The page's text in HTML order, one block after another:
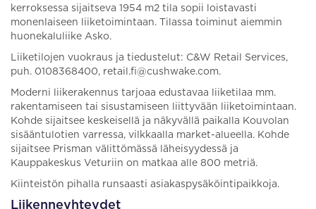
kerroksessa sijaitseva 1954 m2 tila sopii loistavasti
monenlaiseen liiketoimintaan. Tilassa toiminut aiemmin
huonekaluliike Asko.
Liiketilojen vuokraus ja tiedustelut: C&W Retail Services,
puh. 0108368400, retail.fi@cushwake.com.
Moderni liikerakennus tarjoaa edustavaa liiketilaa mm.
rakentamiseen tai sisustamiseen liittyvään liiketoimintaan.
Kohde sijaitsee keskeisellä ja näkyvällä paikalla Kouvolan
sisääntulotien varressa, vilkkaalla market-alueella. Kohde
sijaitsee Prisman välittömässä läheisyydessä ja
Kauppakeskus Veturiin on matkaa alle 800 metriä.
Kiinteistön pihalla runsaasti asiakaspysäköintipaikkoja.
Liikenneyhteydet